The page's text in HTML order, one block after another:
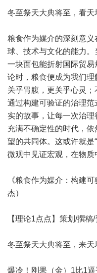
冬至祭天大典将至，看天
粮食作为媒介的深刻意
球、技术与文化的能力。
一块面包能折射国际贸
论时，粮食便成为我们
关乎胃腹，更关乎心灵；
通过构建可验证的治理
实的故事，让每一次治
充满不确定性的时代，
望的共同体。这或许就
微观中见证宏观，在物质
《粮食作为媒介：构建
杰）
【理论1点点】策划/撰
冬至祭天大典将至，来天
爆冷！刚果（金）1比1